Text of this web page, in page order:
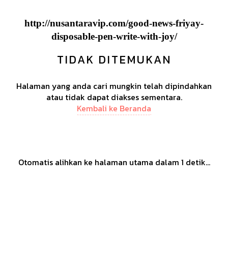
http://nusantaravip.com/good-news-friyay-
disposable-pen-write-with-joy/
TIDAK DITEMUKAN
Halaman yang anda cari mungkin telah dipindahkan
atau tidak dapat diakses sementara.
Kembali ke Beranda
Otomatis alihkan ke halaman utama dalam 1 detik...